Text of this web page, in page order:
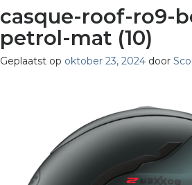
casque-roof-ro9-
petrol-mat (10)
Geplaatst op oktober 23, 2024 door